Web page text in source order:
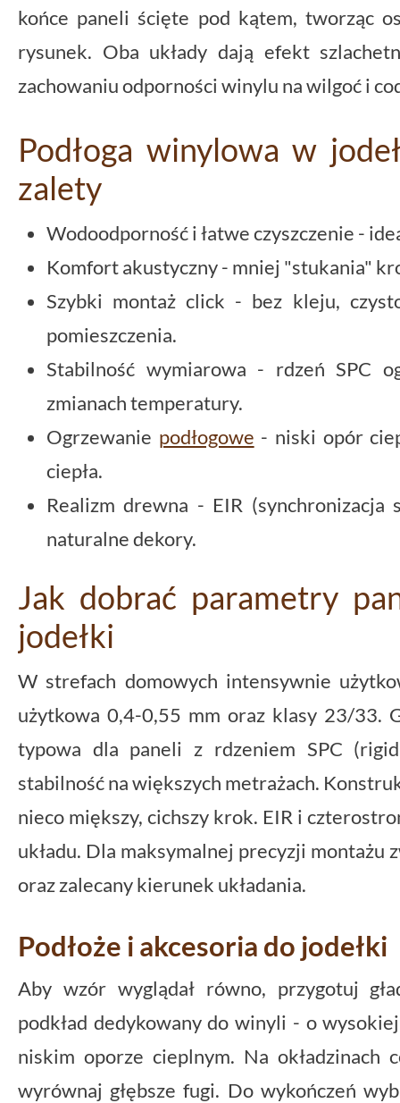
końce paneli ścięte pod kątem, tworząc
rysunek. Oba układy dają efekt
zachowaniu odporności winylu na wilgoć i
Podłoga winylowa w
zalety
Wodoodporność i łatwe czyszczenie -
Komfort akustyczny - mniej "stukania"
Szybki montaż click - bez kleju,
pomieszczenia.
Stabilność wymiarowa - rdzeń SPC
zmianach temperatury.
Ogrzewanie podłogowe - niski opór
ciepła.
Realizm drewna - EIR (synchronizacja
naturalne dekory.
Jak dobrać parametry
jodełki
W strefach domowych intensywnie
użytkowa 0,4-0,55 mm oraz klasy 23/33.
typowa dla paneli z rdzeniem SPC
stabilność na większych metrażach.
nieco miększy, cichszy krok. EIR i
układu. Dla maksymalnej precyzji montażu
oraz zalecany kierunek układania.
Podłoże i akcesoria do jodełki
Aby wzór wyglądał równo, przygotuj
podkład dedykowany do winyli - o
niskim oporze cieplnym. Na okładzinach
wyrównaj głębsze fugi. Do wykończeń